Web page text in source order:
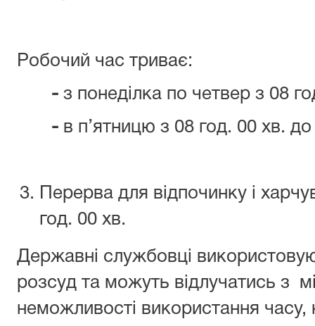
Робочий час триває:
- з понеділка по четвер з 08
- в п’ятницю з 08 год. 00 хв.
Перерва для відпочинку і
год. 00 хв.
Державні службовці
розсуд та можуть відлучатись з
неможливості використання часу,